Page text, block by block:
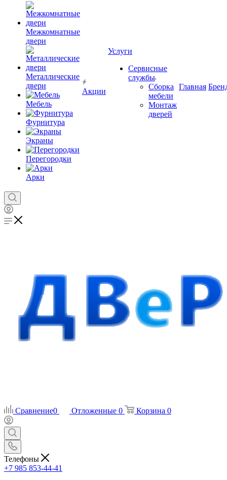
Межкомнатные
двери
Металлические
двери
Мебель
Фурнитура
Экраны
Перегородки
Арки
Акции
Услуги
Сервисные
службы
Сборка
мебели
Монтаж
дверей
Главная
Сравнение0 Отложенные 0 Корзина 0
Телефоны
+7 985 853-44-41